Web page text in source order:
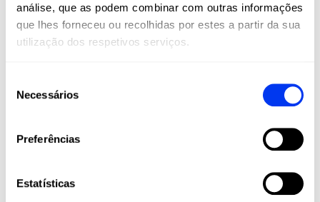
análise, que as podem combinar com outras informações
que lhes forneceu ou recolhidas por estes a partir da sua
utilização dos respetivos serviços.
Necessários
Preferências
Estatísticas
Level: Advanced
Type of Game: Control
Balance:
Thickness:
Face: Fiberglass